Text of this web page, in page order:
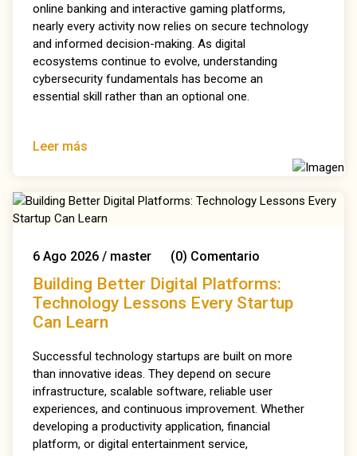
online banking and interactive gaming platforms,
nearly every activity now relies on secure technology
and informed decision-making. As digital
ecosystems continue to evolve, understanding
cybersecurity fundamentals has become an
essential skill rather than an optional one.
Leer más
6 Ago 2026 / master (0) Comentario
Building Better Digital Platforms:
Technology Lessons Every Startup
Can Learn
Successful technology startups are built on more
than innovative ideas. They depend on secure
infrastructure, scalable software, reliable user
experiences, and continuous improvement. Whether
developing a productivity application, financial
platform, or digital entertainment service,